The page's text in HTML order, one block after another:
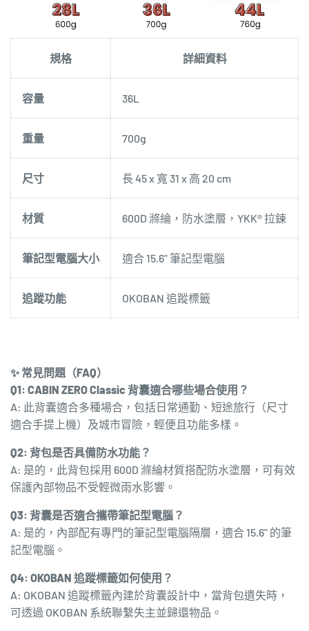
規格 詳細資料
容量 36L
重量 700g
尺寸 長 45 x 寬 31 x 高 20 cm
材質 600D 滌綸，防水塗層，YKK® 拉鍊
筆記型電腦大小 適合 15.6" 筆記型電腦
追蹤功能 OKOBAN 追蹤標籤
✨ 常見問題（FAQ）
Q1: CABIN ZERO Classic 背囊適合哪些場合使用？
A: 此背囊適合多種場合，包括日常通勤、短途旅行（尺寸
適合手提上機）及城市冒險，輕便且功能多樣。
Q2: 背包是否具備防水功能？
A: 是的，此背包採用 600D 滌綸材質搭配防水塗層，可有效
保護內部物品不受輕微雨水影響。
Q3: 背囊是否適合攜帶筆記型電腦？
A: 是的，內部配有專門的筆記型電腦隔層，適合 15.6" 的筆
記型電腦。
Q4: OKOBAN 追蹤標籤如何使用？
A: OKOBAN 追蹤標籤內建於背囊設計中，當背包遺失時，
可透過 OKOBAN 系統聯繫失主並歸還物品。